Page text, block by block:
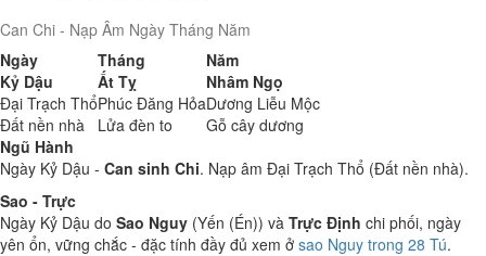
Can Chi - Nạp Âm Ngày Tháng Năm
Ngày
Tháng
Năm
Kỷ Dậu
Ất Tỵ
Nhâm Ngọ
Đại Trạch ThổPhúc Đăng HỏaDương Liễu Mộc
Đất nền nhà
Lửa đèn to
Gỗ cây dương
Ngũ Hành
Ngày Kỷ Dậu - Can sinh Chi. Nạp âm Đại Trạch Thổ (Đất nền nhà).
Sao - Trực
Ngày Kỷ Dậu do Sao Nguy (Yến (Én)) và Trực Định chi phối, ngày
yên ổn, vững chắc - đặc tính đầy đủ xem ở sao Nguy trong 28 Tú.